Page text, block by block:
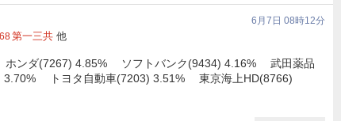
6月7日 08時12分
第一三共 他
ンダ(7267) 4.85% ソフトバンク(9434) 4.16% 武田薬品
トヨタ自動車(7203) 3.51% 東京海上HD(8766)